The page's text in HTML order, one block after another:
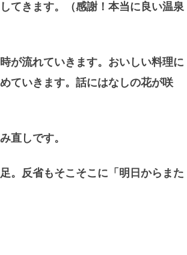
てきます。（感謝！本当に良い温泉
が流れていきます。おいしい料理に
ていきます。話にはなしの花が咲
直しです。
。 反省もそこそこに「明日からまた